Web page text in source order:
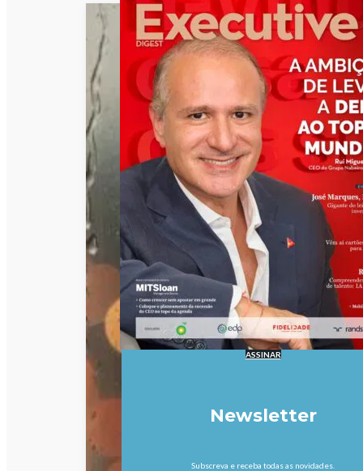
ASSINAR
Newsletter
Subscreva e receba todas as novidades.